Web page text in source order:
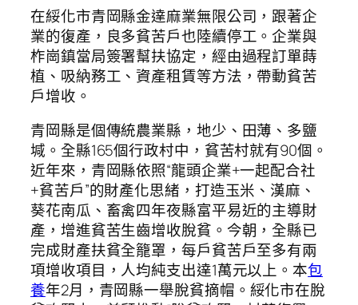
在綏化市青岡縣金達麻業無限公司，跟著企
業的復產，良多貧苦戶也陸續停工。企業與
柞崗鎮當局簽署幫扶協定，經由過程訂單蒔
植、吸納務工、資產租賃等方法，帶動貧苦
戶增收。
青岡縣是個傳統農業縣，地少、田薄、多鹽
堿。全縣165個行政村中，貧苦村就有90個。
近年來，青岡縣依照“龍頭企業+一起配合社
+貧苦戶”的財產化思緒，打造玉米、漢麻、
葵花南瓜、畜禽四年夜縣富平易近的主導財
產，增進貧苦生齒增收脫貧。今朝，全縣已
完成財產扶貧全籠罩，每戶貧苦戶至多有兩
項增收項目，人均純支出達1萬元以上。本包
養年2月，青岡縣一舉脫貧摘帽。綏化市在脫